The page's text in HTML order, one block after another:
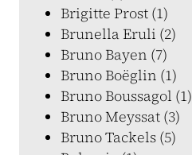
Brigitte Prost (1)
Brunella Eruli (2)
Bruno Bayen (7)
Bruno Boëglin (1)
Bruno Boussagol (1)
Bruno Meyssat (3)
Bruno Tackels (5)